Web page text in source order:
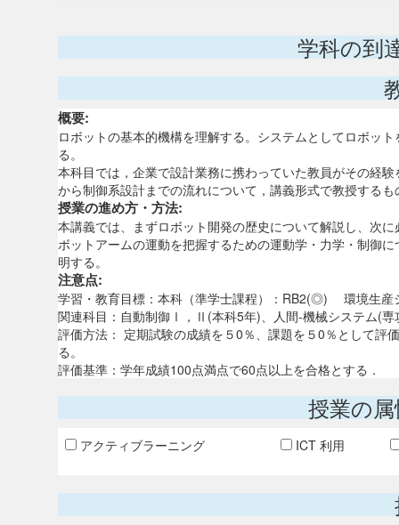
学科の到
概要:
ロボットの基本的機構を理解する。システムとしてロボッ
る。
本科目では，企業で設計業務に携わっていた教員がその経
から制御系設計までの流れについて，講義形式で教授するも
授業の進め方・方法:
本講義では、まずロボット開発の歴史について解説し、次
ボットアームの運動を把握するための運動学・力学・制御
明する。
注意点:
学習・教育目標：本科（準学士課程）：RB2(◎) 環境生産
関連科目：自動制御Ⅰ，Ⅱ(本科5年)、人間-機械システム(専
評価方法： 定期試験の成績を５0％、課題を５0％として評
る。
評価基準：学年成績100点満点で60点以上を合格とする．
授業の
アクティブラーニング ICT 利用